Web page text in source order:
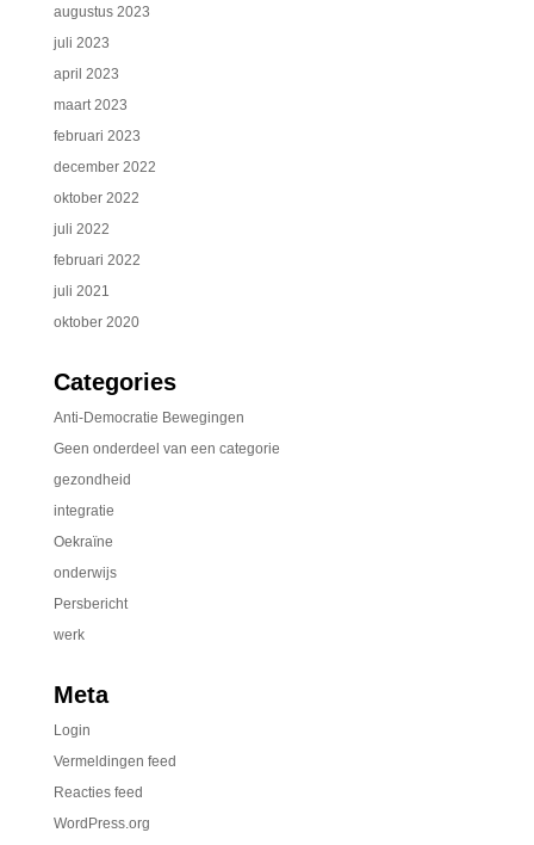
augustus 2023
juli 2023
april 2023
maart 2023
februari 2023
december 2022
oktober 2022
juli 2022
februari 2022
juli 2021
oktober 2020
Categories
Anti-Democratie Bewegingen
Geen onderdeel van een categorie
gezondheid
integratie
Oekraïne
onderwijs
Persbericht
werk
Meta
Login
Vermeldingen feed
Reacties feed
WordPress.org